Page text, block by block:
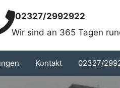
02327/2992922
Wir sind an 365 Tagen
Kontakt 02327/